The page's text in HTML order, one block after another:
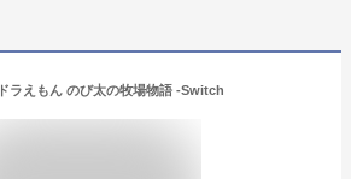
ドラえもん のび太の牧場物語 -Switch